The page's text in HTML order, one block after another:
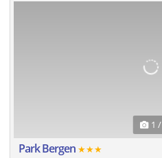
1
Park Bergen ★★★